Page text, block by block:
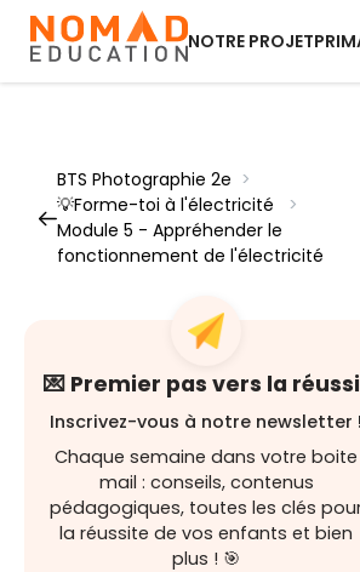
NOTRE PROJET
BTS Photographie 2e >
💡Forme-toi à l'électricité
>
Module 5 - Appréhender le
fonctionnement de l'électricité
💌 Premier pas vers la
Inscrivez-vous à notre newsletter !
Chaque semaine dans votre boite
mail : conseils, contenus
pédagogiques, toutes les clés
la réussite de vos enfants et bien
plus ! 🎯